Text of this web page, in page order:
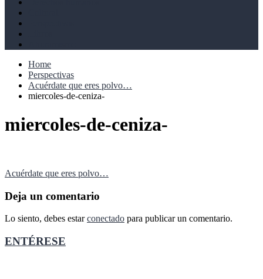
Home
Perspectivas
Acuérdate que eres polvo…
miercoles-de-ceniza-
miercoles-de-ceniza-
Navegación
de
entradas
Acuérdate que eres polvo…
Deja un comentario
Lo siento, debes estarconectado para publicar un comentario.
ENTÉRESE